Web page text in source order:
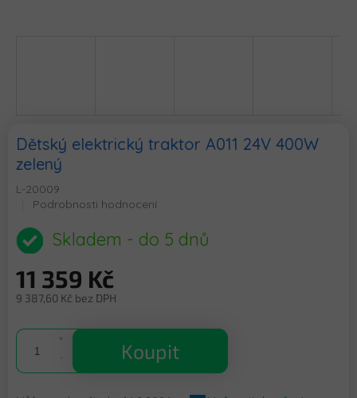
Dětský elektrický traktor A011 24V 400W
zelený
L-20009
Průměrné
produktu
je
5
Podrobnosti hodnocení
Skladem - do 5 dnů
11 359 Kč
9 387,60 Kč bez DPH
cena:
Koupit